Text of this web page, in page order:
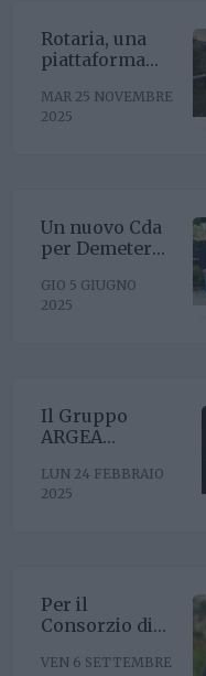
Rotaria, una
piattaforma
nel cuore del
Roero
MAR 25 NOVEMBRE
2025
Un nuovo Cda
per Demeter
riconferma del
presidente
GIO 5 GIUGNO
2025
Il Gruppo
ARGEA
WinesU con
l'obiettivo di
LUN 24 FEBBRAIO
2025
Per il
Consorzio di
Oltrepò Pavese
VEN 6 SETTEMBRE